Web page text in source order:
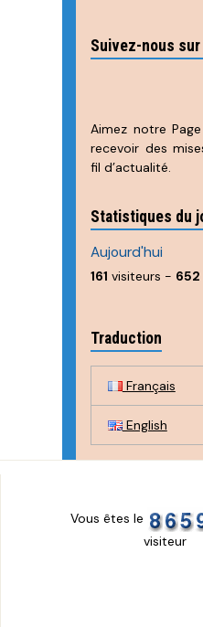
Suivez-nous sur
Aimez notre
recevoir des
fil d’actualité.
Statistiques du
Aujourd'hui
161 visiteurs - 652
Traduction
Français
English
Vous êtes le
visiteur